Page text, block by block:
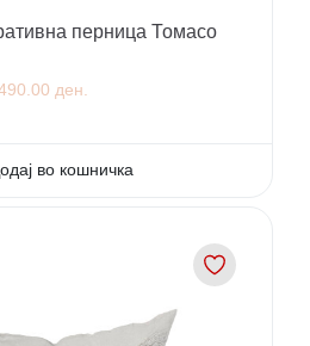
перница Томасо
ден.
во кошничка